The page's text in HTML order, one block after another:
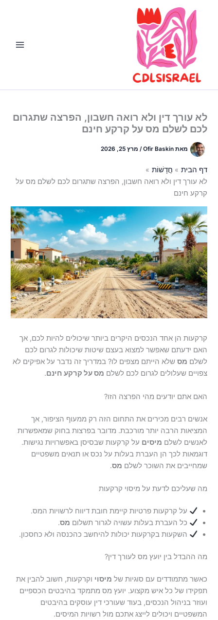
לא עורך דין ולא רואה חשבון, הפרצה שתגרום
לכם לשלם מס על קרקע חינם
מאתOfir Baskin
/ מרץ 25, 2026
דף הבית
חֲדָשׁוֹת
לא עורך דין ולא רואה חשבון, הפרצה שתגרום לכם לשלם מס על
קרקע חינם
קרקעות הן אחד הנכסים היקרים ביותר שיכולים להיות לכם, אך
האם ידעתם שאפשר למצוא בעצם שיטות שיכולות לגרום לכם
לשלם מס שלא הייתם מצפים לו? במדריך זה נדבר על אפיקים לא
צפויים שעלולים לגרום לכם לשלם מס על קרקע חינם.
האם אתם יודעים מהי הפרצה הזו?
אנשים רבים מכירים את התחום הזה רק ממעוף הציפור, אך
המציאות הרבה יותר מורכבת. מדובר בפרצות בחוק שמאפשרות
לאנשים לשלם מיסים על קרקעות שבסיסן באפשרויות נגישות.
דוגמאות לכך הן העברת בעלות על נכס או תנאים משפטיים
שמחייבים את השוכר לשלם מס.
מה שעליכם לדעת על מיסוי קרקעות
על קרקעות פרטיות קיימת חובת דיווח לרשויות המס.
כל העברת בעלות עשויה לגרור תשלום מס.
השקעות בקרקעות יכולות להיחשב כהכנסה ולא כחסכון.
מה ההבדל בין יועץ מס לעורך דין?
כאשר מתמודדים עם סוגיות של מיסוי וקרקעות, חשוב להבין את
תפקידו של כל איש מקצוע. יועץ מס מתמקד בהיבטים הכספיים
ועוזר בניהול הנכסים, בעוד שעורכי דין עוסקים בהיבטים
המשפטיים ויכולים לייצג אתכם מול רשויות המיסים.